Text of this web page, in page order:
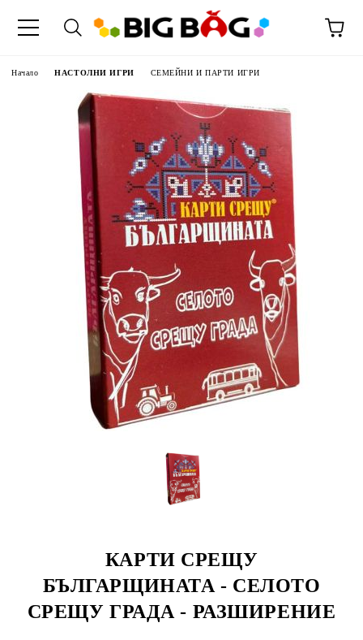
Начало НАСТОЛНИ ИГРИ СЕМЕЙНИ И ПАРТИ ИГРИ
КАРТИ СРЕЩУ
БЪЛГАРЩИНАТА - СЕЛОТО
СРЕЩУ ГРАДА - РАЗШИРЕНИЕ